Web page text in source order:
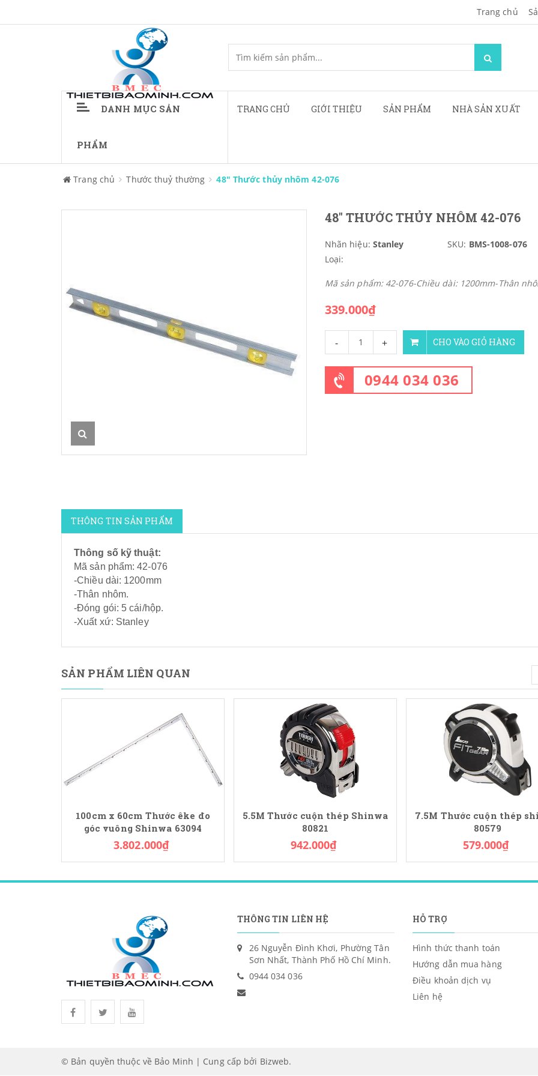
Trang chủ
DANH MỤC SẢN
PHẨM
TRANG CHỦ GIỚI THIỆU SẢN PHẨM NHÀ SẢN XUẤT
Trang chủ Thước thuỷ thường 48" Thước thủy nhôm 42-076
48" THƯỚC THỦY NHÔM 42-076
Nhãn hiệu: Stanley SKU: BMS-1008-076
Loại:
Mã sản phẩm: 42-076-Chiều dài: 1200mm-Thân
339.000₫
- + CHO VÀO GIỎ HÀNG
0944 034 036
THÔNG TIN SẢN PHẨM
Thông số kỹ thuật:
Mã sản phẩm: 42-076
-Chiều dài: 1200mm
-Thân nhôm.
-Đóng gói: 5 cái/hộp.
-Xuất xứ: Stanley
SẢN PHẨM LIÊN QUAN
100cm x 60cm Thước êke đo
góc vuông Shinwa 63094
3.802.000₫
5.5M Thước cuộn thép Shinwa
80821
942.000₫
7.5M Thước cuộn thép
80579
579.000₫
THÔNG TIN LIÊN HỆ
26 Nguyễn Đình Khơi, Phường Tân
Sơn Nhất, Thành Phố Hồ Chí Minh.
0944 034 036
HỖ TRỢ
Hình thức thanh toán
Hướng dẫn mua hàng
Điều khoản dịch vụ
Liên hệ
© Bản quyền thuộc về Bảo Minh | Cung cấp bởi Bizweb.